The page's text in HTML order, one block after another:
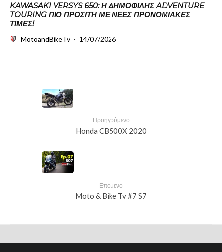
KAWASAKI VERSYS 650: Η ΔΗΜΟΦΙΛΉΣ ADVENTURE
TOURING ΠΙΟ ΠΡΟΣΙΤΉ ΜΕ ΝΈΕΣ ΠΡΟΝΟΜΙΑΚΈΣ
ΤΙΜΈΣ!
MotoandBikeTv · 14/07/2026
Προηγούμενο
Honda CB500X 2020
Επόμενο
Moto & Bike Tv #7 S7